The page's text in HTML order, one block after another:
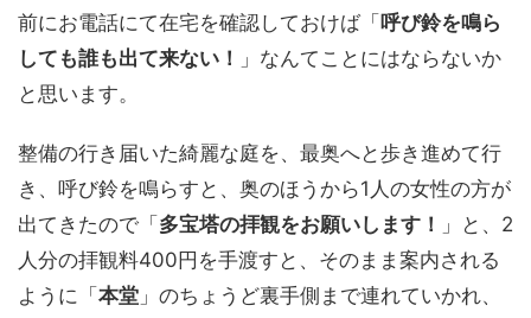
前にお電話にて在宅を確認しておけば「 呼び鈴を鳴ら
しても誰も出て来ない！
」なんてことにはならないか
と思います。
整備の行き届いた綺麗な庭を、最奥へと歩き進めて行
き、呼び鈴を鳴らすと、奥のほうから1人の女性の方が
出てきたので「 多宝塔の拝観をお願いします！
」と、2
人分の拝観料400円を手渡すと、そのまま案内される
ように「 本堂 」のちょうど裏手側まで連れていかれ、